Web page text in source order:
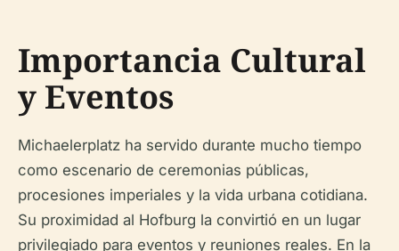
Importancia Cultural
y Eventos
Michaelerplatz ha servido durante mucho tiempo
como escenario de ceremonias públicas,
procesiones imperiales y la vida urbana cotidiana.
Su proximidad al Hofburg la convirtió en un lugar
privilegiado para eventos y reuniones reales. En la